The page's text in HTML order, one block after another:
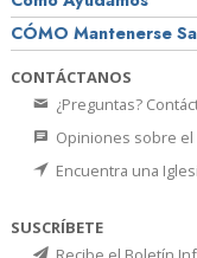
CÓMO Mantenerse
CONTÁCTANOS
¿Preguntas?
Opiniones sobre el
Encuentra una
SUSCRÍBETE